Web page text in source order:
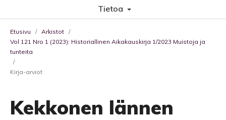
Tietoa
Etusivu / Arkistot /
Vol 121 Nro 1 (2023): Historiallinen Aikakauskirja 1/2023 Muistoja ja
tunteita
/
Kirja-arviot
Kekkonen lännen